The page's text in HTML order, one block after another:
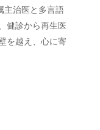
主治医と多言語
健診から再生医
を越え、心に寄